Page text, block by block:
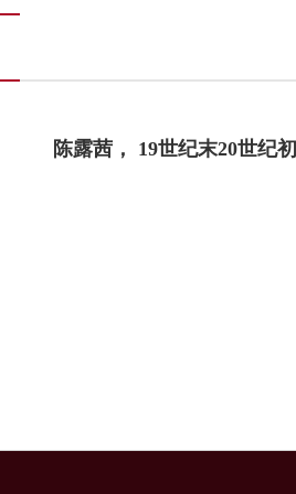
陈露茜， 19世纪末20世纪